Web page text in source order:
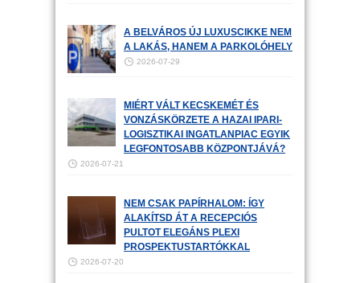
A BELVÁROS ÚJ LUXUSCIKKE NEM
A LAKÁS, HANEM A PARKOLÓHELY
2026-07-29
MIÉRT VÁLT KECSKEMÉT ÉS
VONZÁSKÖRZETE A HAZAI IPARI-
LOGISZTIKAI INGATLANPIAC EGYIK
LEGFONTOSABB KÖZPONTJÁVÁ?
2026-07-21
NEM CSAK PAPÍRHALOM: ÍGY
ALAKÍTSD ÁT A RECEPCIÓS
PULTOT ELEGÁNS PLEXI
PROSPEKTUSTARTÓKKAL
2026-07-20